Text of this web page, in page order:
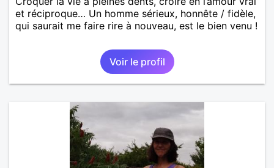
et réciproque… Un homme sérieux, honnête / fidèle,
qui saurait me faire rire à nouveau, est le bien venu !
Voir le profil